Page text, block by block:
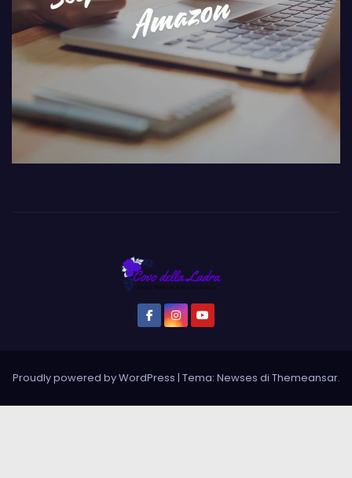
Proudly powered by WordPress | Tema: Newses di Themeansar.